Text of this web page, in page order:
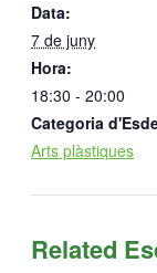
Data:
7 de juny
Hora:
18:30 - 20:00
Categoria
Arts plàstiques
Related